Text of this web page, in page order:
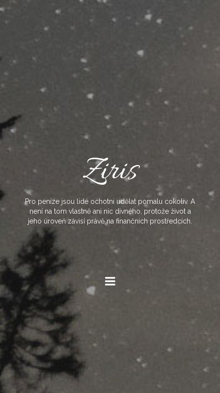
content
Ziris
Pro peníze jsou lidé ochotni udělat pomalu cokoliv. A
není na tom vlastně ani nic divného, protože život a
jeho úroveň závisí právě na finančních prostředcích.